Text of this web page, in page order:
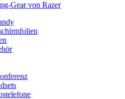
Gear von Razer